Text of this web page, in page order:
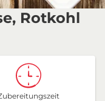
Rotkohl